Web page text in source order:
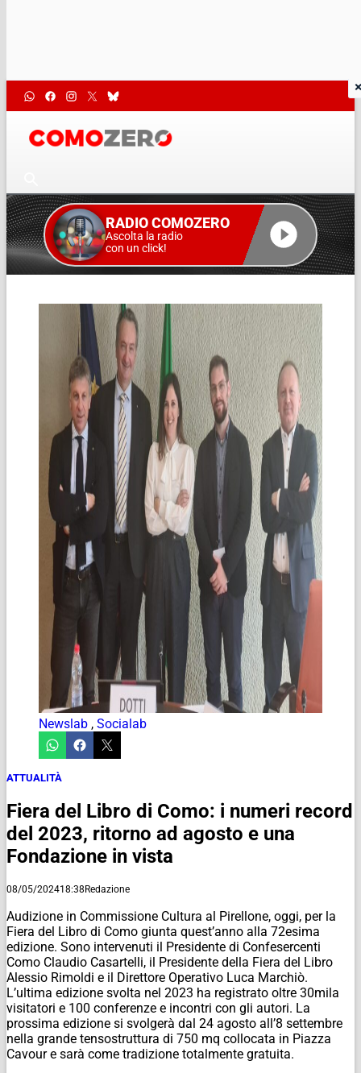
RADIO COMOZERO
Ascolta la radio
con un click!
Newslab , Socialab
ATTUALITÀ
Fiera del Libro di Como: i numeri record
del 2023, ritorno ad agosto e una
Fondazione in vista
08/05/202418:38Redazione
Audizione in Commissione Cultura al Pirellone, oggi, per la
Fiera del Libro di Como giunta quest’anno alla 72esima
edizione. Sono intervenuti il Presidente di Confesercenti
Como Claudio Casartelli, il Presidente della Fiera del Libro
Alessio Rimoldi e il Direttore Operativo Luca Marchiò.
L’ultima edizione svolta nel 2023 ha registrato oltre 30mila
visitatori e 100 conferenze e incontri con gli autori. La
prossima edizione si svolgerà dal 24 agosto all’8 settembre
nella grande tensostruttura di 750 mq collocata in Piazza
Cavour e sarà come tradizione totalmente gratuita.